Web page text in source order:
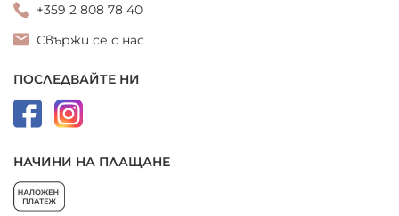
+359 2 808 78 40
Свържи се с нас
ПОСЛЕДВАЙТЕ НИ
НАЧИНИ НА ПЛАЩАНЕ